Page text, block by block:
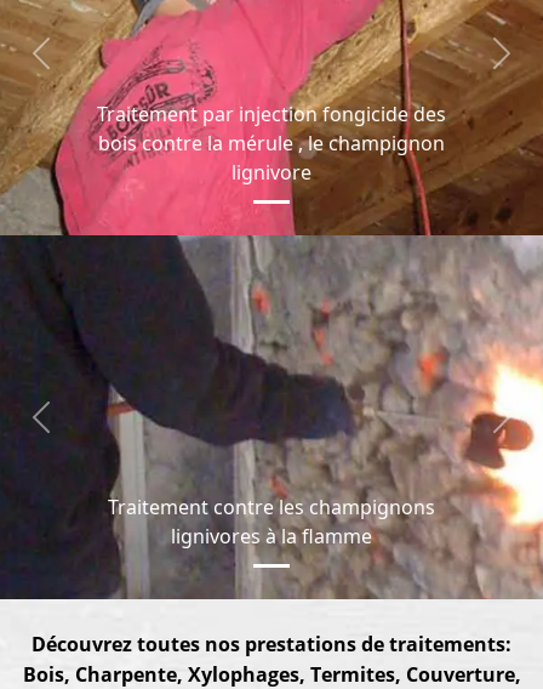
Traitement par injection fongicide des
bois contre la mérule , le champignon
lignivore
Previous Next
Traitement contre les champignons
lignivores à la flamme
Previous Next
Découvrez toutes nos prestations de traitements:
Bois, Charpente, Xylophages, Termites, Couverture,